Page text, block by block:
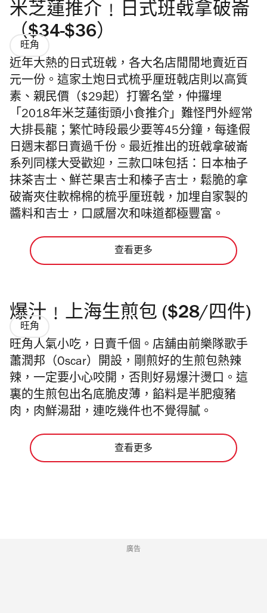
米芝蓮推介﹗日式班㦸拿破崙
（$34-$36）
旺角
近年大熱的日式班㦸，各大名店閒閒地賣近百
元一份。這家土炮日式梳乎厘班戟店則以高質
素、親民價（$29起）打響名堂，仲攞埋
「2018年米芝蓮街頭小食推介」難怪門外經常
大排長龍；繁忙時段最少要等45分鐘，每逢假
日週末都日賣過千份。最近推出的班㦸拿破崙
系列同樣大受歡迎，三款口味包括：日本柚子
抹茶吉士、鮮芒果吉士和榛子吉士，鬆脆的拿
破崙夾住軟棉棉的梳乎厘班戟，加埋自家製的
醬料和吉士，口感層次和味道都極豐富。
查看更多
爆汁﹗上海生煎包 ($28/四件)
旺角
旺角人氣小吃，日賣千個。店舖由前樂隊歌手
蕭潤邦（Oscar）開設，剛煎好的生煎包熱辣
辣，一定要小心咬開，否則好易爆汁燙口。這
裏的生煎包出名底脆皮薄，餡料是半肥瘦豬
肉，肉鮮湯甜，連吃幾件也不覺得膩。
查看更多
廣告